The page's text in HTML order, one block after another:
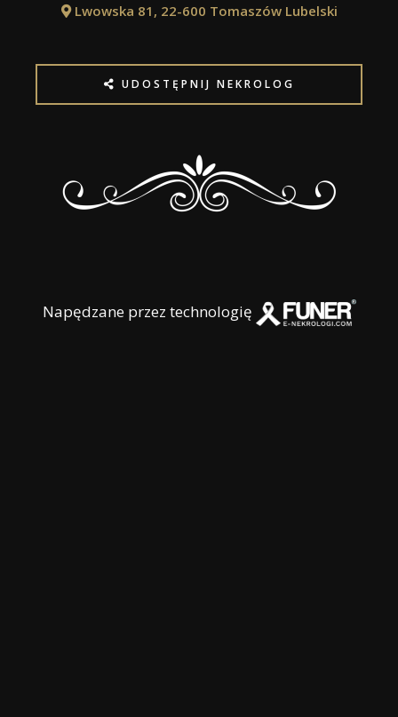
Lwowska 81, 22-600 Tomaszów Lubelski
UDOSTĘPNIJ NEKROLOG
Napędzane przez technologię